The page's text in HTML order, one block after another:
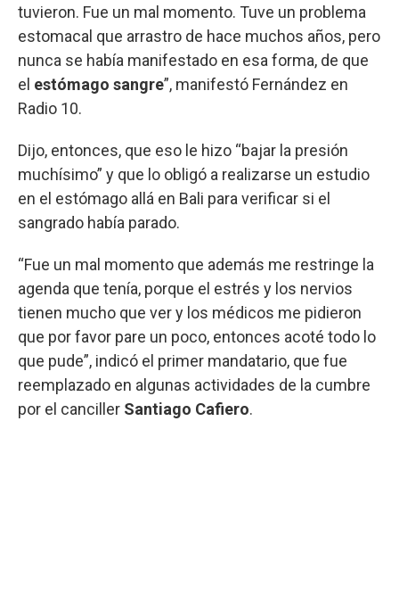
tuvieron. Fue un mal momento. Tuve un problema
estomacal que arrastro de hace muchos años, pero
nunca se había manifestado en esa forma, de que
el estómago sangre”, manifestó Fernández en
Radio 10.
Dijo, entonces, que eso le hizo “bajar la presión
muchísimo” y que lo obligó a realizarse un estudio
en el estómago allá en Bali para verificar si el
sangrado había parado.
“Fue un mal momento que además me restringe la
agenda que tenía, porque el estrés y los nervios
tienen mucho que ver y los médicos me pidieron
que por favor pare un poco, entonces acoté todo lo
que pude”, indicó el primer mandatario, que fue
reemplazado en algunas actividades de la cumbre
por el canciller Santiago Cafiero.